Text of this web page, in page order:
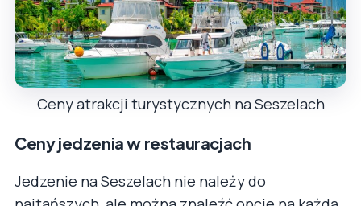
Ceny atrakcji turystycznych na Seszelach
Ceny jedzenia w restauracjach
Jedzenie na Seszelach nie należy do